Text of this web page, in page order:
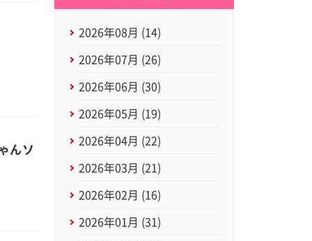
んソ
2026年08月 (14)
2026年07月 (26)
2026年06月 (30)
2026年05月 (19)
2026年04月 (22)
2026年03月 (21)
2026年02月 (16)
2026年01月 (31)